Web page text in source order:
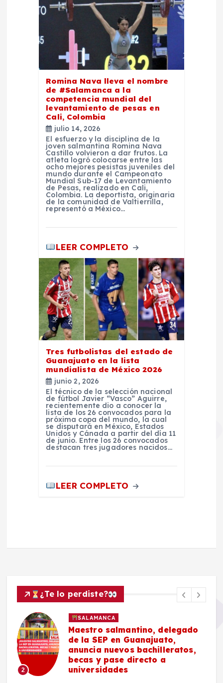
Romina Nava lleva el nombre
de #Salamanca a la
competencia mundial del
levantamiento de pesas en
Cali, Colombia
julio 14, 2026
El esfuerzo y la disciplina de la
joven salmantina Romina Nava
Castillo volvieron a dar frutos. La
atleta logró colocarse entre las
ocho mejores pesistas juveniles del
mundo durante el Campeonato
Mundial Sub-17 de Levantamiento
de Pesas, realizado en Cali,
Colombia. La deportista, originaria
de la comunidad de Valtierrilla,
representó a México…
LEER COMPLETO
Tres futbolistas del estado de
Guanajuato en la lista
mundialista de México 2026
junio 2, 2026
El técnico de la selección nacional
de fútbol Javier “Vasco” Aguirre,
recientemente dio a conocer la
lista de los 26 convocados para la
próxima copa del mundo, la cual
se disputará en México, Estados
Unidos y Cánada a partir del día 11
de junio. Entre los 26 convocados
destacan tres jugadores nacidos…
LEER COMPLETO
¿Te lo perdiste?
2
SALAMANCA
Maestro salmantino, delegado
de la SEP en Guanajuato,
anuncia nuevos bachilleratos,
becas y pase directo a
universidades